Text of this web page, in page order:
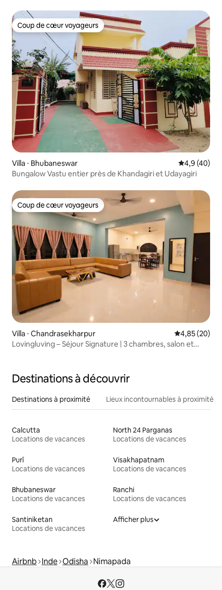
Coup de cœur voyageurs
Coup de cœur voyageurs
Villa ⋅ Bhubaneswar Évaluation
4,9 (40)
Bungalow Vastu entier près de Khandagiri et Udayagiri
Coup de cœur voyageurs
Coup de cœur voyageurs
Villa ⋅ Chandrasekharpur Évaluation
4,85 (20)
Lovingluving – Séjour Signature | 3 chambres, salon et
Destinations à découvrir
Destinations à proximité Lieux incontournables à proximité
Calcutta
Locations de vacances
North 24 Parganas
Locations de vacances
Purî
Locations de vacances
Visakhapatnam
Locations de vacances
Bhubaneswar
Locations de vacances
Ranchi
Locations de vacances
Santiniketan
Locations de vacances
Afficher plus
Airbnb Inde Odisha Nimapada